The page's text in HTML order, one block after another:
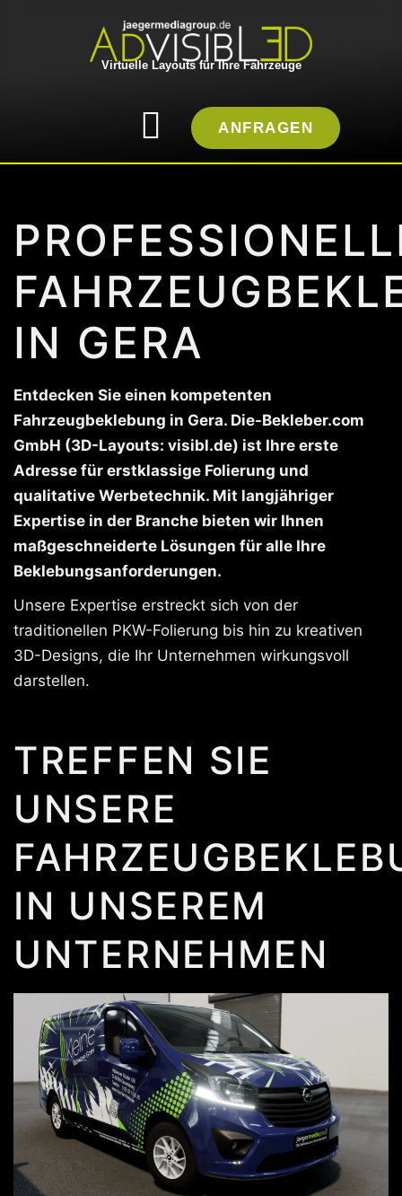
Virtuelle Layouts für Ihre Fahrzeuge
ANFRAGEN
IN GERA
Entdecken Sie einen kompetenten
Fahrzeugbeklebung in Gera. Die-Bekleber.com
GmbH (3D-Layouts: visibl.de) ist Ihre erste
Adresse für erstklassige Folierung und
qualitative Werbetechnik. Mit langjähriger
Expertise in der Branche bieten wir Ihnen
maßgeschneiderte Lösungen für alle Ihre
Beklebungsanforderungen.
Unsere Expertise erstreckt sich von der
traditionellen PKW-Folierung bis hin zu kreativen
3D-Designs, die Ihr Unternehmen wirkungsvoll
darstellen.
TREFFEN SIE
UNSERE
IN UNSEREM
UNTERNEHMEN